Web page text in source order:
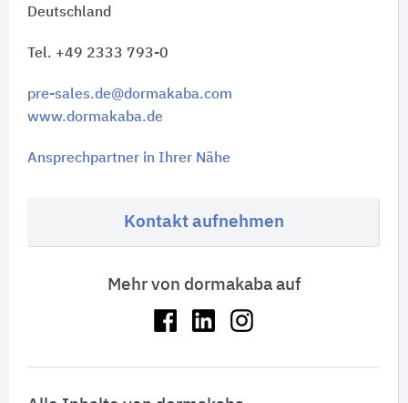
Deutschland
Tel. +49 2333 793-0
pre-sales.de@dormakaba.com
www.dormakaba.de
Ansprechpartner in Ihrer Nähe
Kontakt aufnehmen
Mehr von dormakaba auf